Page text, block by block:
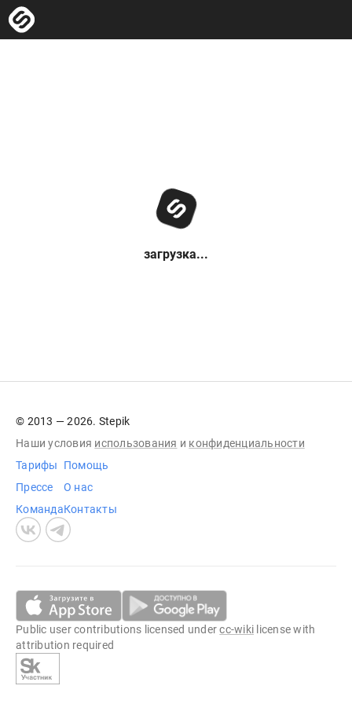
загрузка...
© 2013 — 2026. Stepik
Наши условия использования и конфиденциальности
Тарифы
Прессе
Команда
Помощь
О нас
Контакты
Public user contributions licensed undercc-wiki license with
attribution required